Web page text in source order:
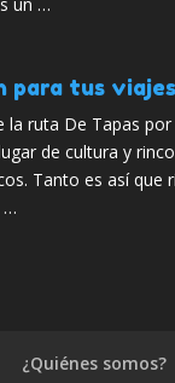
para tus viajes
la ruta De Tapas
de cultura y
Tanto es así que
…
¿Quiénes somos?